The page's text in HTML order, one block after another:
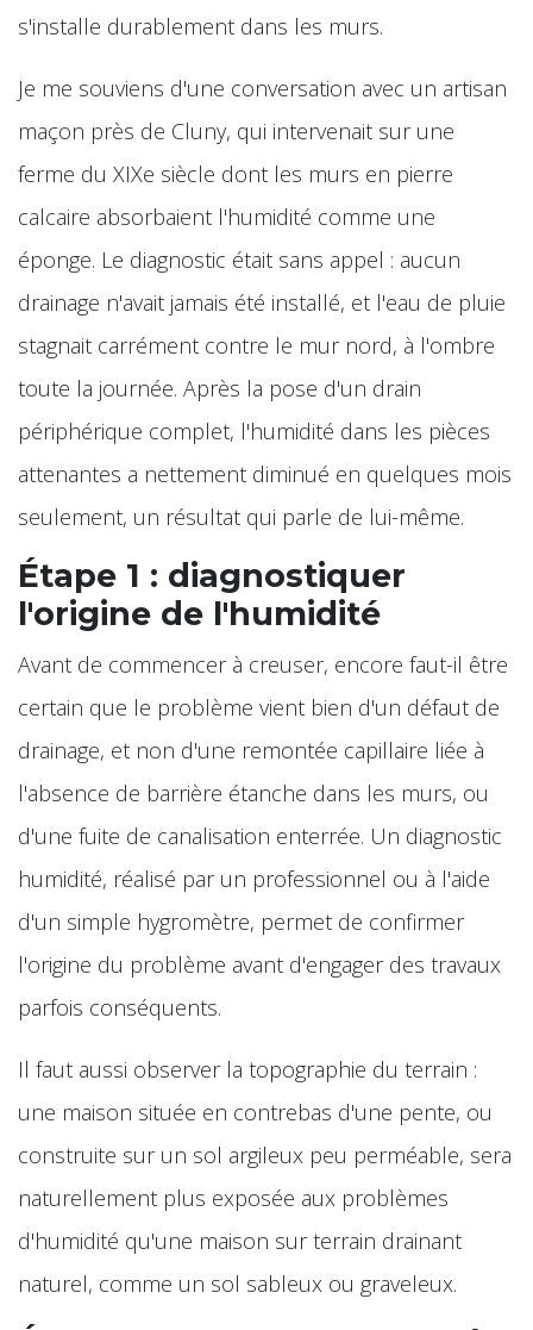
s'installe durablement dans les murs.
Je me souviens d'une conversation avec un artisan
maçon près de Cluny, qui intervenait sur une
ferme du XIXe siècle dont les murs en pierre
calcaire absorbaient l'humidité comme une
éponge. Le diagnostic était sans appel : aucun
drainage n'avait jamais été installé, et l'eau de pluie
stagnait carrément contre le mur nord, à l'ombre
toute la journée. Après la pose d'un drain
périphérique complet, l'humidité dans les pièces
attenantes a nettement diminué en quelques mois
seulement, un résultat qui parle de lui-même.
Étape 1 : diagnostiquer
l'origine de l'humidité
Avant de commencer à creuser, encore faut-il être
certain que le problème vient bien d'un défaut de
drainage, et non d'une remontée capillaire liée à
l'absence de barrière étanche dans les murs, ou
d'une fuite de canalisation enterrée. Un diagnostic
humidité, réalisé par un professionnel ou à l'aide
d'un simple hygromètre, permet de confirmer
l'origine du problème avant d'engager des travaux
parfois conséquents.
Il faut aussi observer la topographie du terrain :
une maison située en contrebas d'une pente, ou
construite sur un sol argileux peu perméable, sera
naturellement plus exposée aux problèmes
d'humidité qu'une maison sur terrain drainant
naturel, comme un sol sableux ou graveleux.